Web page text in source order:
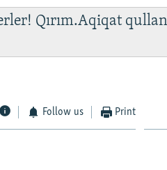
Qırım.Aqiqat
Follow us Print